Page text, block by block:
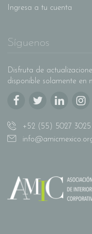
Ingresa a tu cuenta
Síguenos
Disfruta de
disponible solamente en
+52 (55) 5027 3025